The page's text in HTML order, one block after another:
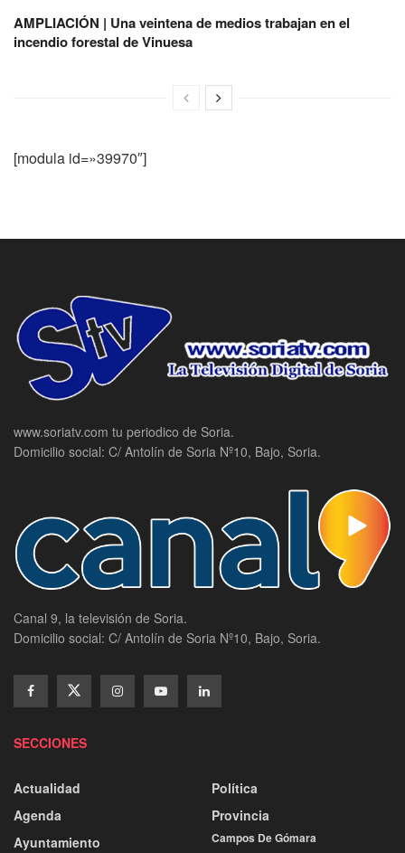
AMPLIACIÓN | Una veintena de medios trabajan en el
incendio forestal de Vinuesa
[modula id=»39970″]
www.soriatv.com tu periodico de Soria.
Domicilio social: C/ Antolín de Soria Nº10, Bajo, Soria.
Canal 9, la televisión de Soria.
Domicilio social: C/ Antolín de Soria Nº10, Bajo, Soria.
SECCIONES
Actualidad
Agenda
Ayuntamiento
Política
Provincia
Campos De Gómara